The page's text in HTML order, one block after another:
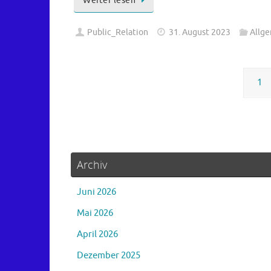
Public_Relation 31. August 2023
1
Archiv
Juni 2026
Mai 2026
April 2026
Dezember 2025